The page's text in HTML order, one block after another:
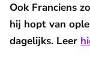
Ook Franciens
hij hopt van
dagelijks. Leer